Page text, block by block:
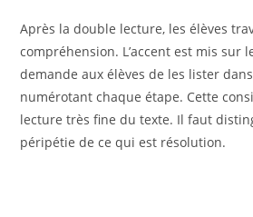
Après la double lecture, les élèves
compréhension. L’accent est mis sur
demande aux élèves de les lister dans
numérotant chaque étape. Cette
lecture très fine du texte. Il faut
péripétie de ce qui est résolution.